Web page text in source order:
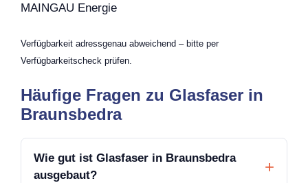
MAINGAU Energie
Verfügbarkeit adressgenau abweichend – bitte per
Verfügbarkeitscheck prüfen.
Häufige Fragen zu Glasfaser in
Braunsbedra
Wie gut ist Glasfaser in Braunsbedra
ausgebaut?